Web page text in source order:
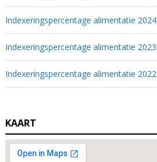
Indexeringspercentage alimentatie 2024
Indexeringspercentage alimentatie 2023
Indexeringspercentage alimentatie 2022
KAART